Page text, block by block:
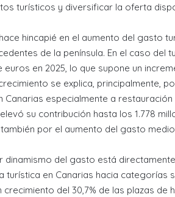
turísticos y diversificar la oferta
hincapié en el aumento del gasto
de la península. En el caso del
euros en 2025, lo que supone un
se explica, principalmente,
Canarias especialmente a
su contribución hasta los 1.778
por el aumento del gasto
dinamismo del gasto está
turística en Canarias hacia categorías
crecimiento del 30,7% de las plazas de